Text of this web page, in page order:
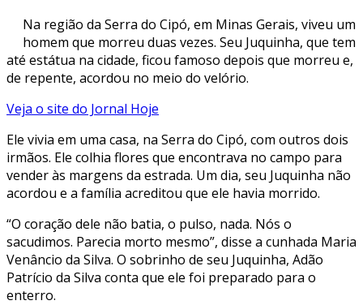
Na região da Serra do Cipó, em Minas Gerais, viveu um
homem que morreu duas vezes. Seu Juquinha, que tem
até estátua na cidade, ficou famoso depois que morreu e,
de repente, acordou no meio do velório.
Veja o site do Jornal Hoje
Ele vivia em uma casa, na Serra do Cipó, com outros dois
irmãos. Ele colhia flores que encontrava no campo para
vender às margens da estrada. Um dia, seu Juquinha não
acordou e a família acreditou que ele havia morrido.
“O coração dele não batia, o pulso, nada. Nós o
sacudimos. Parecia morto mesmo”, disse a cunhada Maria
Venâncio da Silva. O sobrinho de seu Juquinha, Adão
Patrício da Silva conta que ele foi preparado para o
enterro.